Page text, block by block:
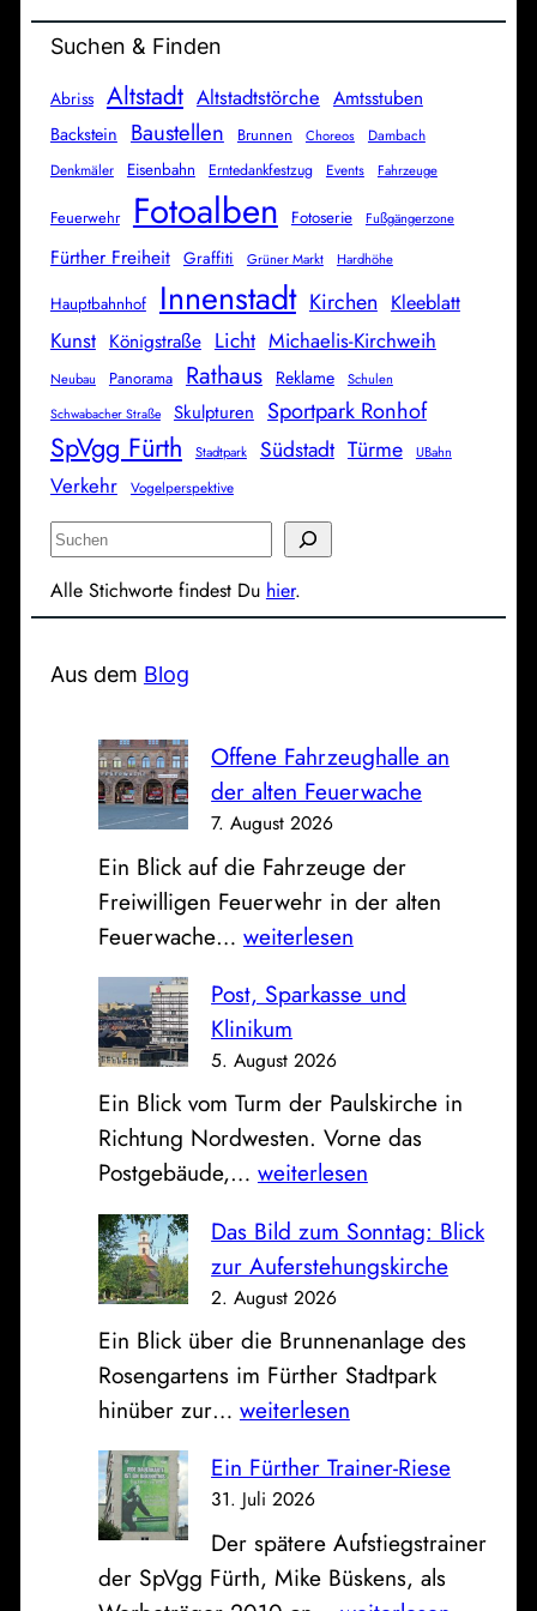
Suchen & Finden
Abriss Altstadt Altstadtstörche Amtsstuben
Backstein Baustellen Brunnen Choreos
Dambach
Denkmäler
Eisenbahn Erntedankfestzug Events Fahrzeuge
Feuerwehr Fotoalben Fotoserie Fußgängerzone
Fürther Freiheit Graffiti Grüner Markt Hardhöhe
Hauptbahnhof Innenstadt Kirchen Kleeblatt
Kunst Königstraße Licht Michaelis-Kirchweih
Neubau Panorama Rathaus Reklame Schulen
Schwabacher Straße Skulpturen Sportpark Ronhof
SpVgg Fürth Stadtpark Südstadt Türme UBahn
Verkehr Vogelperspektive
S
c
e
Alle Stichworte findest Du hier.
Aus dem Blog
Offene Fahrzeughalle an
der alten Feuerwache
7. August 2026
Ein Blick auf die Fahrzeuge der
Freiwilligen Feuerwehr in der alten
Feuerwache… O
f
e
n
e
F
a
r
z
e
u
g
h
a
l
e
a
weiterlesen
Post, Sparkasse und
Klinikum
5. August 2026
Ein Blick vom Turm der Paulskirche in
Richtung Nordwesten. Vorne das
Postgebäude,… P
s
t
,
S
p
a
k
s
s
weiterlesen
Das Bild zum Sonntag: Blick
zur Auferstehungskirche
2. August 2026
Ein Blick über die Brunnenanlage des
Rosengartens im Fürther Stadtpark
hinüber zur… D
s
B
i
l
weiterlesen
Ein Fürther Trainer-Riese
31. Juli 2026
Der spätere Aufstiegstrainer
der SpVgg Fürth, Mike Büskens, als